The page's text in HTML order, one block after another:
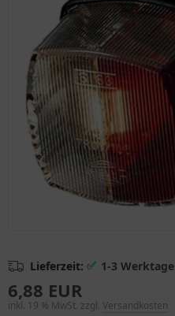
Lieferzeit: ✅ 1-3 Werktage
6,88 EUR
inkl. 19 % MwSt. zzgl. Versandkosten